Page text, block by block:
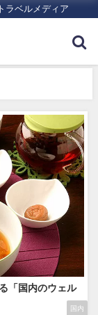
ラベルメディア
国内
「国内のウェル